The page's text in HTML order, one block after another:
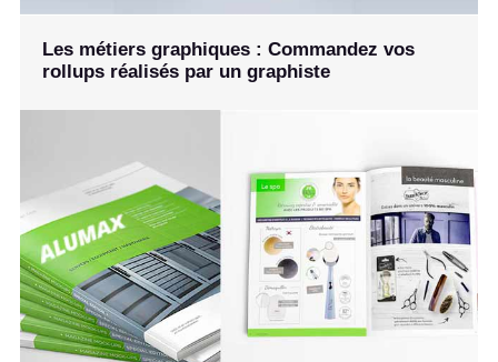
Les métiers graphiques : Commandez vos
rollups réalisés par un graphiste